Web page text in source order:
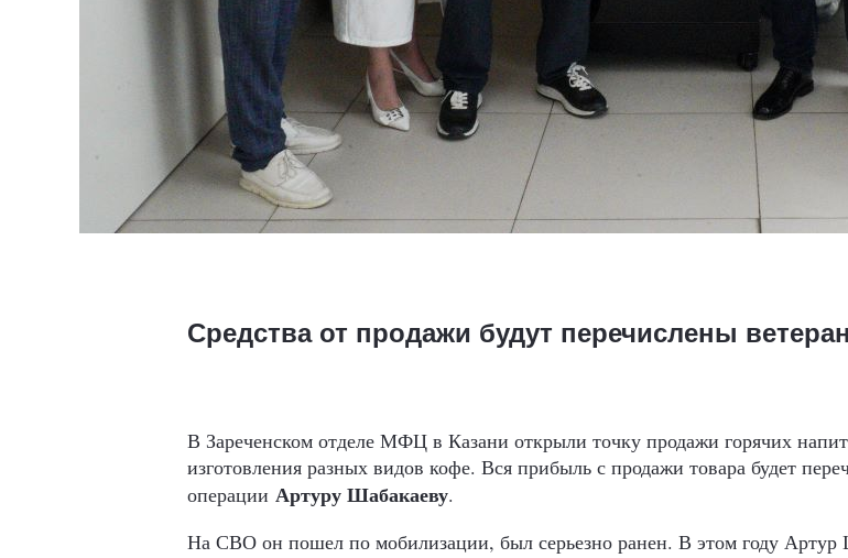
Средства от продажи будут перечислены
В Зареченском отделе МФЦ в Казани открыли точку продажи горячих
изготовления разных видов кофе. Вся прибыль с продажи товара будет
операции Артуру Шабакаеву.
На СВО он пошел по мобилизации, был серьезно ранен. В этом году Артур